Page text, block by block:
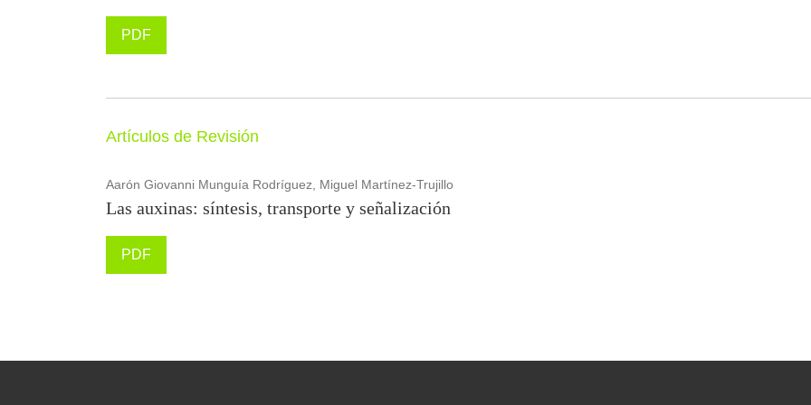
PDF
Artículos de Revisión
Aarón Giovanni Munguía Rodríguez, Miguel Martínez-Trujillo
Las auxinas: síntesis, transporte y señalización
PDF